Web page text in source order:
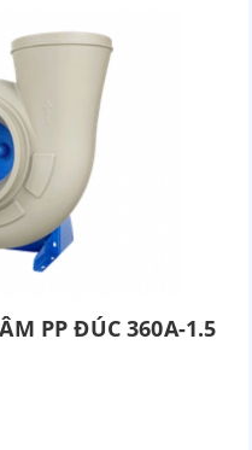
PP ĐÚC 360A-1.5